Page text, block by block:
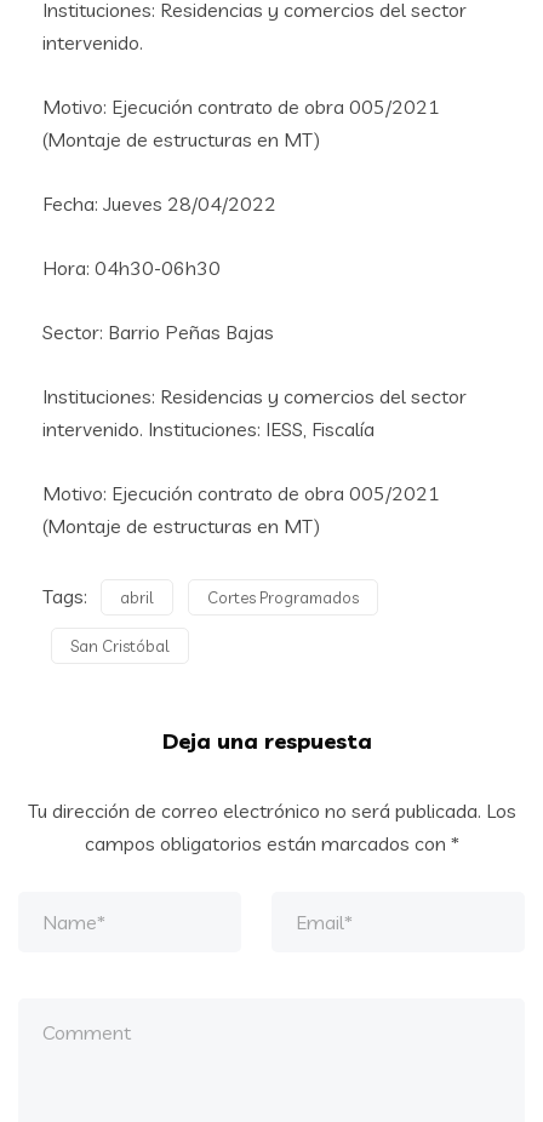
Instituciones: Residencias y comercios del sector
intervenido.
Motivo: Ejecución contrato de obra 005/2021
(Montaje de estructuras en MT)
Fecha: Jueves 28/04/2022
Hora: 04h30-06h30
Sector: Barrio Peñas Bajas
Instituciones: Residencias y comercios del sector
intervenido. Instituciones: IESS, Fiscalía
Motivo: Ejecución contrato de obra 005/2021
(Montaje de estructuras en MT)
Tags: abril Cortes Programados
San Cristóbal
Deja una respuesta
Tu dirección de correo electrónico no será publicada. Los
campos obligatorios están marcados con *